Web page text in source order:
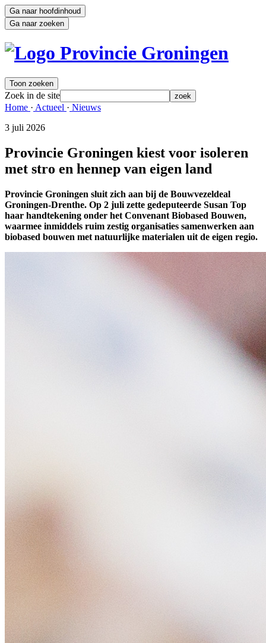
Ga naar hoofdinhoud
Ga naar zoeken
Toon zoeken
Zoek in de site zoek
Home · Actueel · Nieuws
3 juli 2026
Provincie Groningen kiest voor isoleren
met stro en hennep van eigen land
Provincie Groningen sluit zich aan bij de Bouwvezeldeal
Groningen-Drenthe. Op 2 juli zette gedeputeerde Susan Top
haar handtekening onder het Convenant Biobased Bouwen,
waarmee inmiddels ruim zestig organisaties samenwerken aan
biobased bouwen met natuurlijke materialen uit de eigen regio.